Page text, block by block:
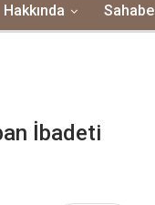
Hakkında Sahabe
İbadeti